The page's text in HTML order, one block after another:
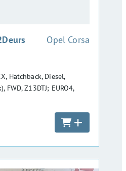
:Opel Corsa
Hatchback, Diesel,
FWD, Z13DTJ; EURO4,